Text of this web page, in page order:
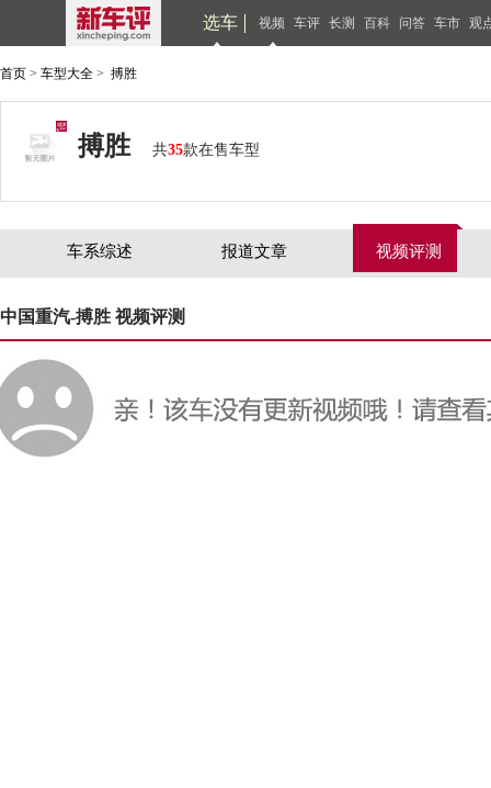
选车 视频 车评 长测 百科 问答 车市 观
首页 > 车型大全 > 搏胜
搏胜 共35款在售车型
车系综述 报道文章 视频评测
中国重汽-搏胜 视频评测